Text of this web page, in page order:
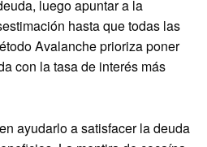
luego apuntar a la
hasta que todas las
Avalanche prioriza poner
con la tasa de interés más
ayudarlo a satisfacer la deuda